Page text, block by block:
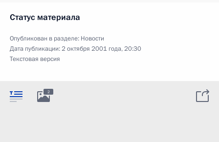
Статус материала
Опубликован в разделе: Новости
Дата публикации:2 октября 2001 года, 20:30
Текстовая версия
2